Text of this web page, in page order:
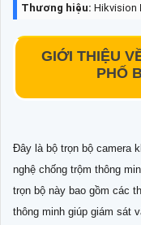
Thương hiệu: Hikvision
GIỚI THIỆU
PHỐ
Đây là bộ trọn bộ camera
nghệ chống trộm thông
trọn bộ này bao gồm các
thông minh giúp giám sát